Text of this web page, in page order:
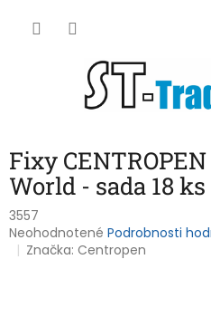
Fixy
World - sada 18 ks
3557
Priemerné
hodnotenie
Neohodnotené Podrobnosti
Značka:Centropen